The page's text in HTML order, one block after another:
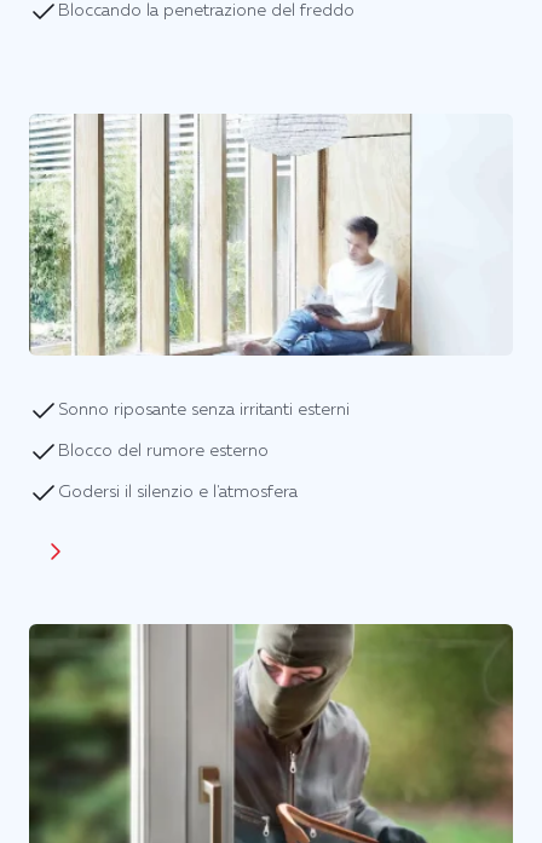
Bloccando la penetrazione del freddo
Sonno riposante senza irritanti esterni
Blocco del rumore esterno
Godersi il silenzio e l'atmosfera